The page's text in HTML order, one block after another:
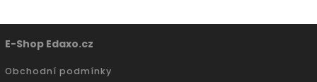
E-Shop Edaxo.cz
Obchodní podmínky